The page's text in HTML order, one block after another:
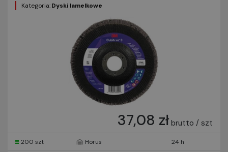
Kategoria:Dyski lamelkowe
37,08 zł brutto / szt
200 szt Horus 24 h